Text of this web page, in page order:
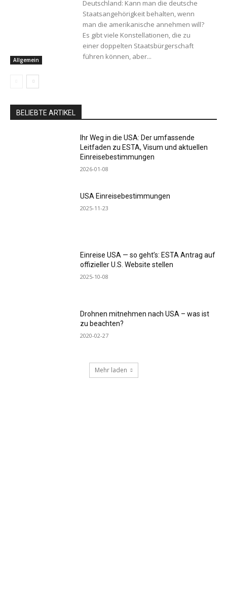
Allgemein
Deutschland: Kann man die deutsche
Staatsangehörigkeit behalten, wenn
man die amerikanische annehmen will?
Es gibt viele Konstellationen, die zu
einer doppelten Staatsbürgerschaft
führen können, aber...
BELIEBTE ARTIKEL
Ihr Weg in die USA: Der umfassende
Leitfaden zu ESTA, Visum und aktuellen
Einreisebestimmungen
2026-01-08
USA Einreisebestimmungen
2025-11-23
Einreise USA — so geht’s: ESTA Antrag auf
offizieller U.S. Website stellen
2025-10-08
Drohnen mitnehmen nach USA – was ist
zu beachten?
2020-02-27
Mehr laden